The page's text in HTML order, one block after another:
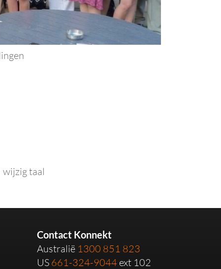
wijzig taal
Contact Konnekt
Australië 1300 851 823
US 661-324-9044 ext 102